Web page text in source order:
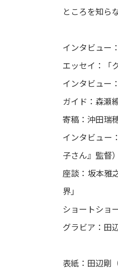
ところを知ら
インタビュー
エッセイ：「
インタビュー
ガイド：森瀬
寄稿：沖田瑞
インタビュー
子さん』監督
座談：坂本雅
界」
ショートショ
グラビア：田
表紙：田辺剛